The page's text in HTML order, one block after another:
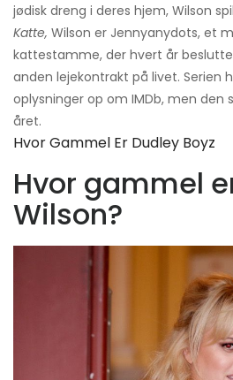
jødisk dreng i deres hjem, Wilson
Katte, Wilson er Jennyanydots, et
kattestamme, der hvert år
anden lejekontrakt på livet. Serien
oplysninger op om IMDb, men den
året.
Hvor Gammel Er Dudley Boyz
Hvor gammel
Wilson?